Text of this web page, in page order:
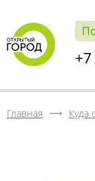
Главная Куда